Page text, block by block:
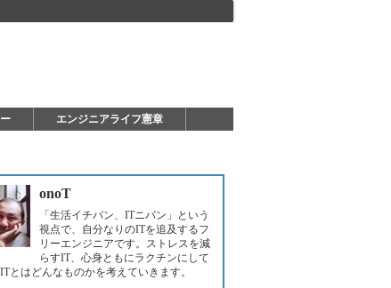
エンジニアライフ憲章
onoT
「生活イチバン、ITニバン」という
視点で、自分なりのITを追及するフ
リーエンジニアです。ストレスを減
らすIT、心身ともにラクチンにして
とはどんなものかを考えていきます。